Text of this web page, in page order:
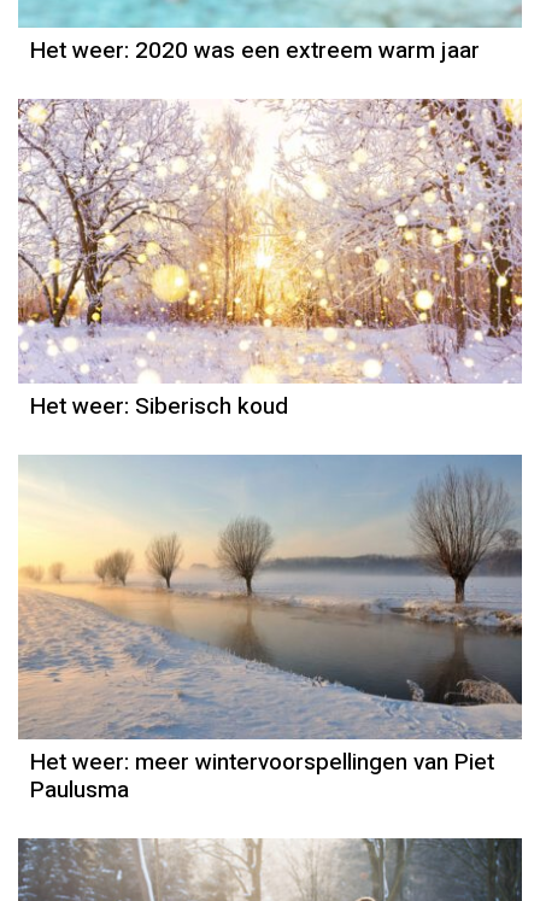
Het weer: 2020 was een extreem warm jaar
Het weer
Piet Paulusma
Het weer: Siberisch koud
Het weer
Piet Paulusma
Het weer: meer wintervoorspellingen van Piet
Paulusma